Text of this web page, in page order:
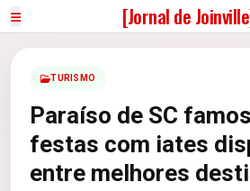
[Jornal de
TURISMO
Paraíso de SC
festas com iates
entre melhores